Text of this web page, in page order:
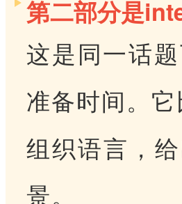
第二部分是
这是同一话
准备时间。
组织语言，
景。